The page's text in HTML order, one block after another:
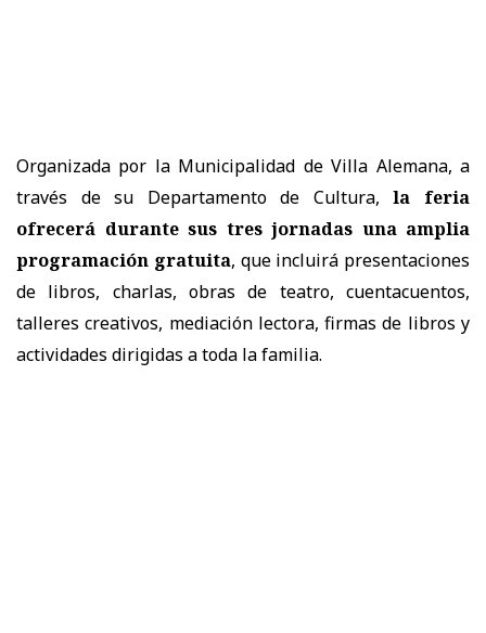
Organizada por la Municipalidad de Villa Alemana, a
través de su Departamento de Cultura,
la feria
ofrecerá durante sus tres jornadas una amplia
programación gratuita, que incluirá presentaciones
de libros, charlas, obras de teatro, cuentacuentos,
talleres creativos, mediación lectora, firmas de libros y
actividades dirigidas a toda la familia.